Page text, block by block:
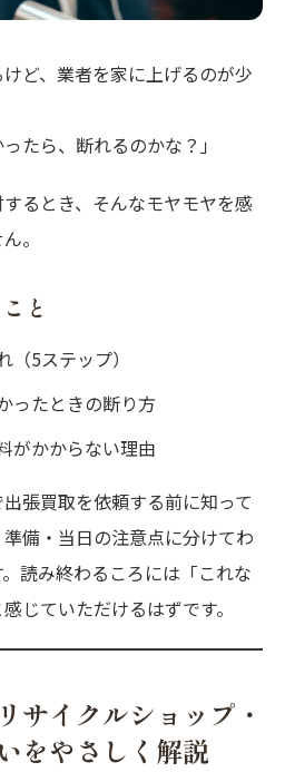
けど、業者を家に上げるのが少
たら、断れるのかな？」
るとき、そんなモヤモヤを感
。
と
5ステップ）
ったときの断り方
がかからない理由
張買取を依頼する前に知って
備・当日の注意点に分けてわ
読み終わるころには「これな
じていただけるはずです。
サイクルショップ・
をやさしく解説